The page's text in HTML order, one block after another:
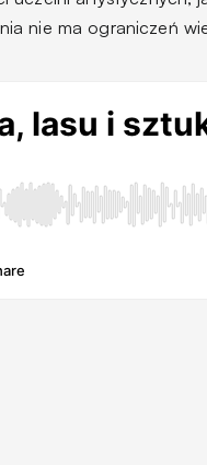
nie ma ograniczeń